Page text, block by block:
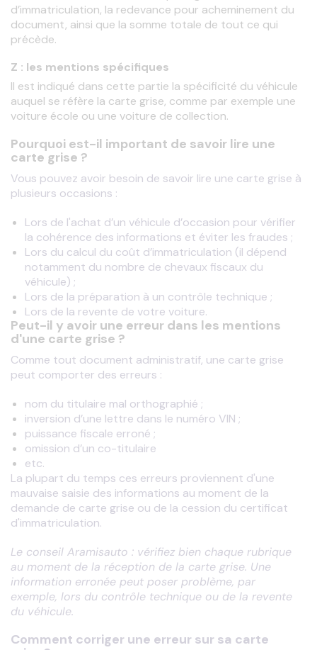
d’immatriculation, la redevance pour acheminement du
document, ainsi que la somme totale de tout ce qui
précède.
Z : les mentions spécifiques
Il est indiqué dans cette partie la spécificité du véhicule
auquel se réfère la carte grise, comme par exemple une
voiture école ou une voiture de collection.
Pourquoi est-il important de savoir lire une
carte grise ?
Vous pouvez avoir besoin de savoir lire une carte grise à
Lors de l'achat d’un véhicule d’occasion pour vérifier
la cohérence des informations et éviter les fraudes ;
Lors du calcul du coût d’immatriculation (il dépend
notamment du nombre de chevaux fiscaux du
véhicule) ;
Lors de la préparation à un contrôle technique ;
Lors de la revente de votre voiture.
Peut-il y avoir une erreur dans les mentions
d'une carte grise ?
Comme tout document administratif, une carte grise
nom du titulaire mal orthographié ;
inversion d’une lettre dans le numéro VIN ;
puissance fiscale erroné ;
omission d’un co-titulaire
etc.
La plupart du temps ces erreurs proviennent d'une
mauvaise saisie des informations au moment de la
demande de carte grise ou de la cession du certificat
Le conseil Aramisauto : vérifiez bien chaque rubrique
au moment de la réception de la carte grise. Une
information erronée peut poser problème, par
exemple, lors du contrôle technique ou de la revente
du véhicule.
Comment corriger une erreur sur sa carte